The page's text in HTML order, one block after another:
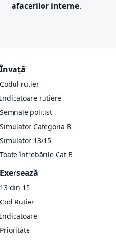
afacerilor interne.
Învață
Codul rutier
Indicatoare rutiere
Semnale polițist
Simulator Categoria B
Simulator 13/15
Toate întrebările Cat B
Exersează
13 din 15
Cod Rutier
Indicatoare
Prioritate